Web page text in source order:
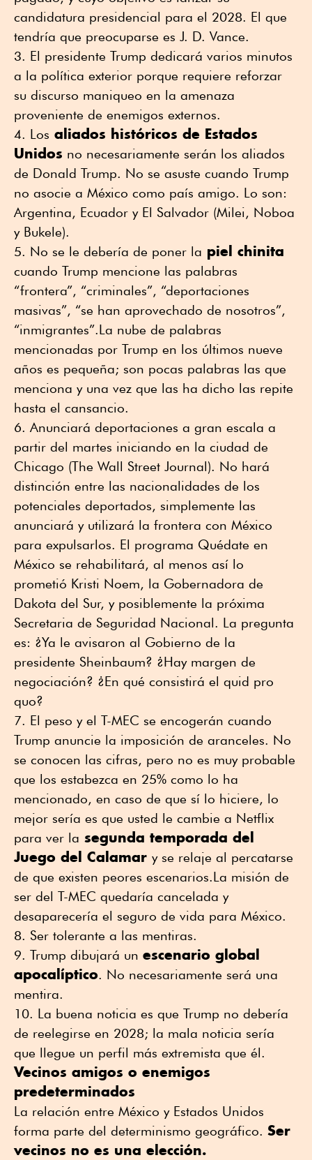
candidatura presidencial para el 2028. El que
tendría que preocuparse es J. D. Vance.
El presidente Trump dedicará varios minutos
a la política exterior porque requiere reforzar
su discurso maniqueo en la amenaza
proveniente de enemigos externos.
Los aliados históricos de Estados
Unidos no necesariamente serán los aliados
de Donald Trump. No se asuste cuando Trump
no asocie a México como país amigo. Lo son:
Argentina, Ecuador y El Salvador (Milei, Noboa
y Bukele).
No se le debería de poner la piel chinita
cuando Trump mencione las palabras
“frontera”, “criminales”, “deportaciones
masivas”, “se han aprovechado de nosotros”,
“inmigrantes”.La nube de palabras
mencionadas por Trump en los últimos nueve
años es pequeña; son pocas palabras las que
menciona y una vez que las ha dicho las repite
hasta el cansancio.
Anunciará deportaciones a gran escala a
partir del martes iniciando en la ciudad de
Chicago (The Wall Street Journal). No hará
distinción entre las nacionalidades de los
potenciales deportados, simplemente las
anunciará y utilizará la frontera con México
para expulsarlos. El programa Quédate en
México se rehabilitará, al menos así lo
prometió Kristi Noem, la Gobernadora de
Dakota del Sur, y posiblemente la próxima
Secretaria de Seguridad Nacional. La pregunta
es: ¿Ya le avisaron al Gobierno de la
presidente Sheinbaum? ¿Hay margen de
negociación? ¿En qué consistirá el quid pro
quo?
El peso y el T-MEC se encogerán cuando
Trump anuncie la imposición de aranceles. No
se conocen las cifras, pero no es muy probable
que los estabezca en 25% como lo ha
mencionado, en caso de que sí lo hiciere, lo
mejor sería es que usted le cambie a Netflix
para ver la segunda temporada del
Juego del Calamar y se relaje al percatarse
de que existen peores escenarios.La misión de
ser del T-MEC quedaría cancelada y
desaparecería el seguro de vida para México.
Ser tolerante a las mentiras.
Trump dibujará un escenario global
apocalíptico. No necesariamente será una
mentira.
La buena noticia es que Trump no debería
de reelegirse en 2028; la mala noticia sería
que llegue un perfil más extremista que él.
Vecinos amigos o enemigos
predeterminados
La relación entre México y Estados Unidos
forma parte del determinismo geográfico. Ser
vecinos no es una elección.